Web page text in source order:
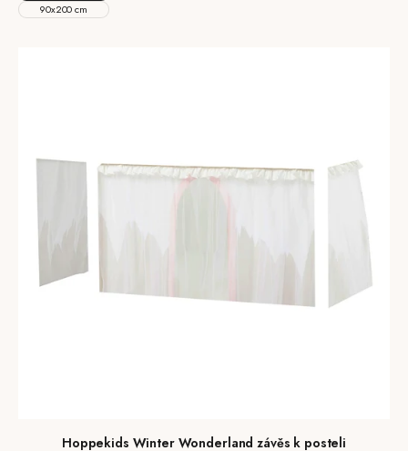
90x200 cm
Hoppekids Winter Wonderland závěs k posteli